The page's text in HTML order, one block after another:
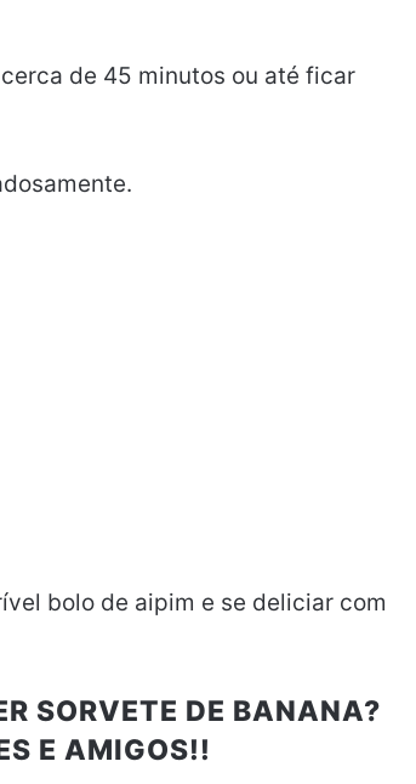
de 45 minutos ou até ficar
bolo de aipim e se deliciar com
SORVETE DE BANANA?
E AMIGOS!!